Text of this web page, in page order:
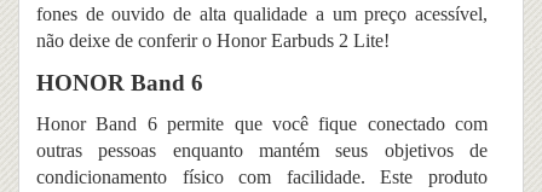
fones de ouvido de alta qualidade a um preço acessível,
não deixe de conferir o Honor Earbuds 2 Lite!
HONOR Band 6
Honor Band 6 permite que você fique conectado com
outras pessoas enquanto mantém seus objetivos de
condicionamento físico com facilidade. Este produto